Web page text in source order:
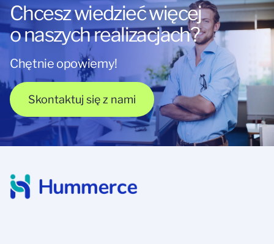
Chcesz wiedzieć więcej
o naszych realizacjach?
Chętnie opowiemy!
Skontaktuj się z nami